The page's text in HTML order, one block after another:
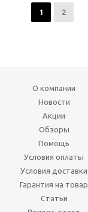
1 2
О компании
Новости
Акции
Обзоры
Помощь
Условия оплаты
Условия доставки
Гарантия на товар
Статьи